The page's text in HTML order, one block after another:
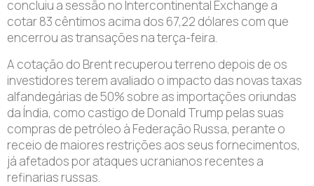
concluiu a sessão no Intercontinental Exchange a
cotar 83 cêntimos acima dos 67,22 dólares com que
encerrou as transações na terça-feira.
A cotação do Brent recuperou terreno depois de os
investidores terem avaliado o impacto das novas taxas
alfandegárias de 50% sobre as importações oriundas
da Índia, como castigo de Donald Trump pelas suas
compras de petróleo à Federação Russa, perante o
receio de maiores restrições aos seus fornecimentos,
já afetados por ataques ucranianos recentes a
refinarias russas.